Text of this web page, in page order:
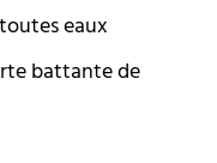
eaux
battante de